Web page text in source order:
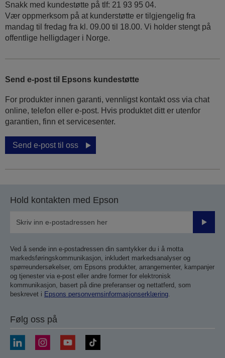
Snakk med kundestøtte på tlf: 21 93 95 04.
Vær oppmerksom på at kunderstøtte er tilgjengelig fra
mandag til fredag fra kl. 09.00 til 18.00. Vi holder stengt på
offentlige helligdager i Norge.
Send e-post til Epsons kundestøtte
For produkter innen garanti, vennligst kontakt oss via chat
online, telefon eller e-post. Hvis produktet ditt er utenfor
garantien, finn et servicesenter.
Send e-post til oss
Hold kontakten med Epson
Send
Ved å sende inn e-postadressen din samtykker du i å motta
markedsføringskommunikasjon, inkludert markedsanalyser og
spørreundersøkelser, om Epsons produkter, arrangementer, kampanjer
og tjenester via e-post eller andre former for elektronisk
kommunikasjon, basert på dine preferanser og nettatferd, som
beskrevet i Epsons personvernsinformasjonserklæring.
Følg oss på